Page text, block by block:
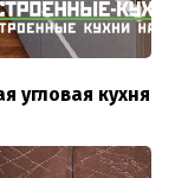
угловая кухня